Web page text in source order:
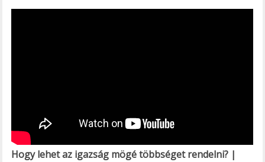
Hogy lehet az igazság mögé többséget rendelni? |